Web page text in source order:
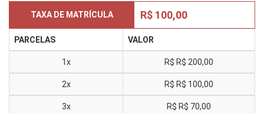
TAXA DE MATRÍCULA R$ 100,00
PARCELAS VALOR
1x R$ R$ 200,00
2x R$ R$ 100,00
3x R$ R$ 70,00